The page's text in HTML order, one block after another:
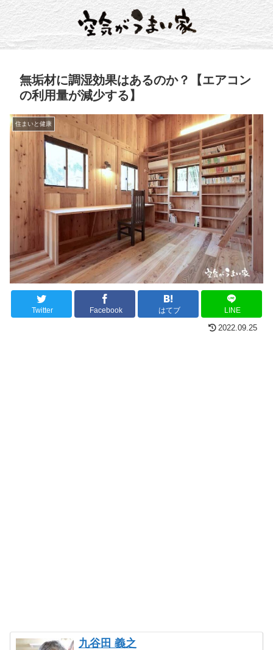
無垢材に調湿効果はあるのか？【エアコン
の利用量が減少する】
住まいと健康
Twitter Facebook はてブ LINE
2022.09.25
九谷田 義之